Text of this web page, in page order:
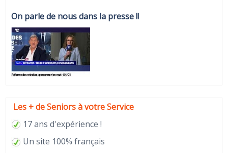
On parle de nous dans la presse !!
Les + de Seniors à votre Service
17 ans d'expérience !
Un site 100% français